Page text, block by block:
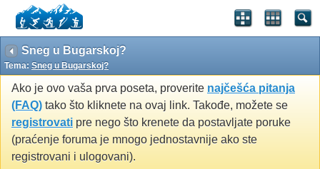
Sneg u Bugarskoj?
Tema: Sneg u Bugarskoj?
Ako je ovo vaša prva poseta, proverite najčešća pitanja
(FAQ) tako što kliknete na ovaj link. Takođe, možete se
registrovati pre nego što krenete da postavljate poruke
(praćenje foruma je mnogo jednostavnije ako ste
registrovani i ulogovani).